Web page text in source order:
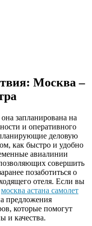
Москва –
запланирована на
и оперативного
деловую
как быстро и удобно
авиалинии
совершить
позаботиться о
отеля. Если вы
москва астана самолет
предложения
которые помогут
и качества.